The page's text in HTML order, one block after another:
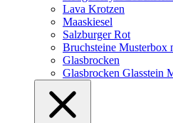
Lava Krotzen
Maaskiesel
Salzburger Rot
Bruchsteine Musterbox
Glasbrocken
Glasbrocken Glasstein